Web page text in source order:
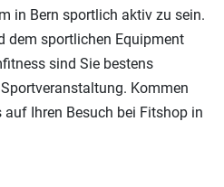
in Bern sportlich aktiv zu sein.
dem sportlichen Equipment
sind Sie bestens
Kommen
Ihren Besuch bei Fitshop in